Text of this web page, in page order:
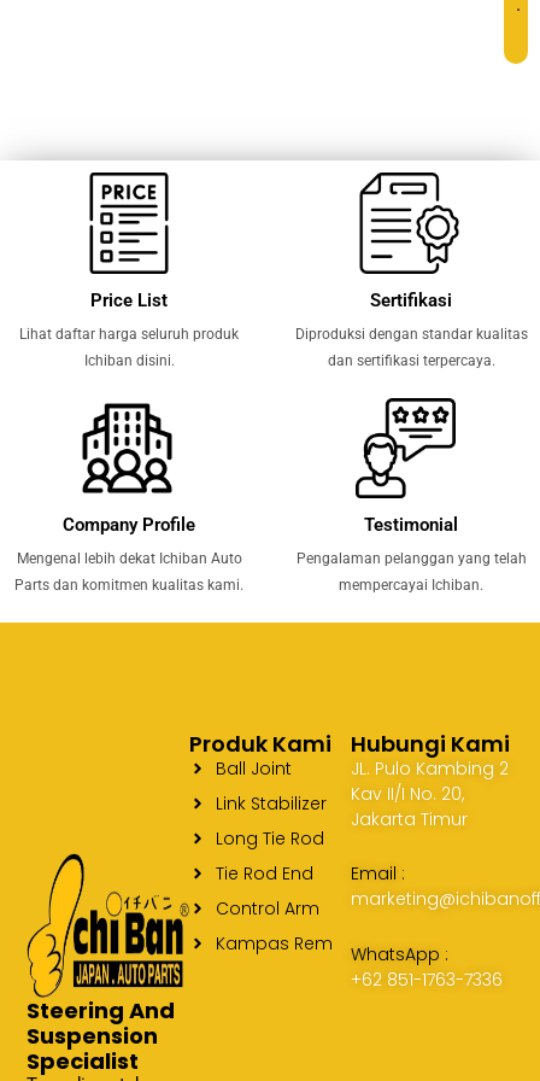
Price List
Lihat daftar harga seluruh produk
Ichiban disini.
Sertifikasi
Diproduksi dengan standar kualitas
dan sertifikasi terpercaya.
Company Profile
Mengenal lebih dekat Ichiban Auto
Parts dan komitmen kualitas kami.
Testimonial
Pengalaman pelanggan yang telah
mempercayai Ichiban.
Steering And
Suspension
Specialist
Produk Kami
Ball Joint
Link Stabilizer
Long Tie Rod
Tie Rod End
Control Arm
Kampas Rem
Hubungi Kami
JL. Pulo Kambing 2
Kav II/I No. 20,
Jakarta Timur
Email :
WhatsApp :
+62 851-1763-7336